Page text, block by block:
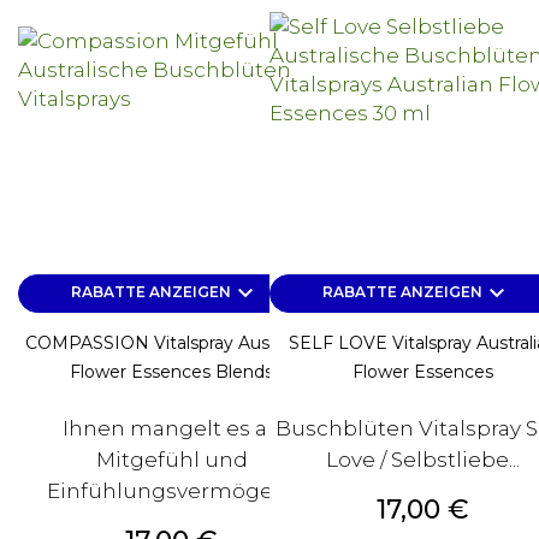
RABATTE ANZEIGEN keyboard_arrow_down
COMPASSION Vitalspray Australian
Flower Essences Blends
Ihnen mangelt es an
Mitgefühl und
Einfühlungsvermögen?
RABATTE ANZEIGEN keyboard_arrow_down
SELF LOVE Vitalspray
Flower Essences
Buschblüten Vitalspray
Love / Selbstliebe...
Preis
17,00 €